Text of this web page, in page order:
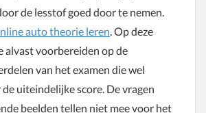
de lesstof goed door te nemen.
auto theorie leren. Op deze
alvast voorbereiden op de
van het examen die wel
uiteindelijke score. De vragen
beelden tellen niet mee voor het